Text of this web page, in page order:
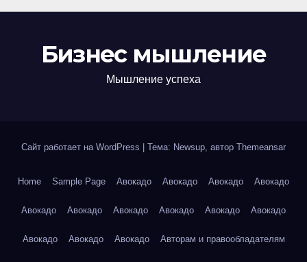
Бизнес мышление
Мышление успеха
Сайт работает на WordPress Тема: Newsup, автор Themeansar
Home Sample Page Авокадо Авокадо Авокадо Авокадо
Авокадо Авокадо Авокадо Авокадо Авокадо Авокадо
Авокадо Авокадо Авокадо Авторам и правообладателям